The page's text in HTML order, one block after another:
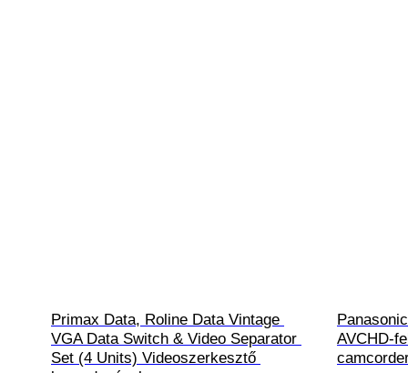
Primax Data, Roline Data Vintage
VGA Data Switch & Video Separator
Set (4 Units) Videoszerkesztő